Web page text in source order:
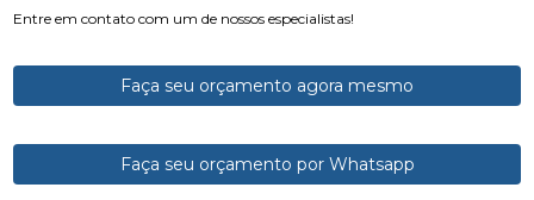
Entre em contato com um de nossos especialistas!
Faça seu orçamento agora mesmo
Faça seu orçamento por Whatsapp